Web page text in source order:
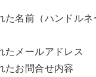
た名前（ハンドルネ
たメールアドレス
たお問合せ内容